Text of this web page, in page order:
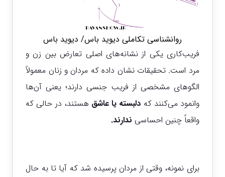
روانشناسی تکاملی دیوید باس/ دیوید باس
فریب‌کاری یکی از نشانه‌های اصلی تعارض بین زن و
مرد است. تحقیقات نشان داده که مردان و زنان معمولاً
الگوهای مشخصی از فریب جنسی دارند؛ یعنی آن‌ها
وانمود می‌کنند که دلبسته یا عاشق هستند، در حالی که
واقعاً چنین احساسی ندارند.
برای نمونه، وقتی از مردان پرسیده شد که آیا تا به حال